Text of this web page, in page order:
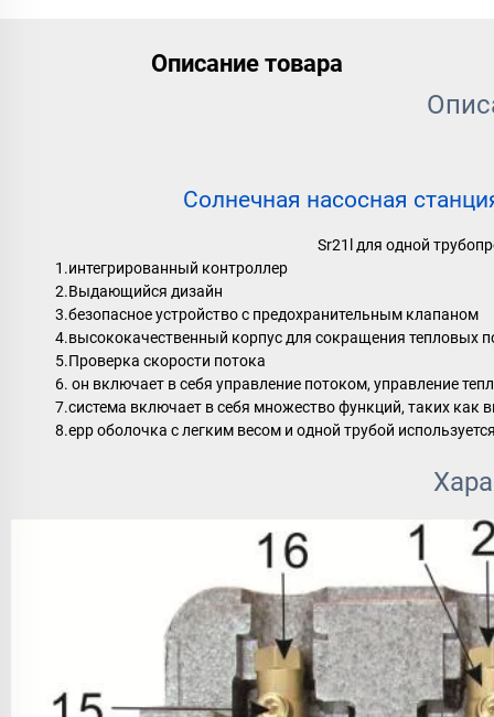
Описание товара
Солнечная насосная
Sr21l для одной
1.интегрированный контроллер
2.Выдающийся дизайн
3.безопасное устройство с предохранительным клапаном
4.высококачественный корпус для сокращения тепловых
5.Проверка скорости потока
6. он включает в себя управление потоком, управление
7.система включает в себя множество функций, таких как
8.epp оболочка с легким весом и одной трубой